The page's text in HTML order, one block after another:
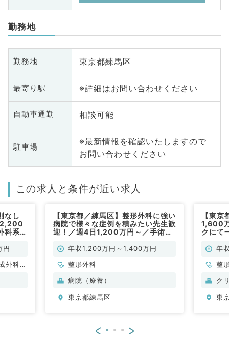
勤務地
勤務地 東京都練馬区
最寄り駅 ※詳細はお問い合わせください
自動車通勤 相談可能
駐車場
※最新情報を確認いたしますので
お問い合わせください
この求人と条件が近い求人
なし
科系／
円
外科、
【東京都／練馬区】整形外科に強い
病院で様々な症例を積みたい先生歓
迎！／週4日1,200万円～／手術・
す（整形外科／常勤）
年収1,200万円～1,400万円
整形外科
病院（療養）
東京都練馬区
【東
1,600
クにて
形外科
年
整
ク
東
< >